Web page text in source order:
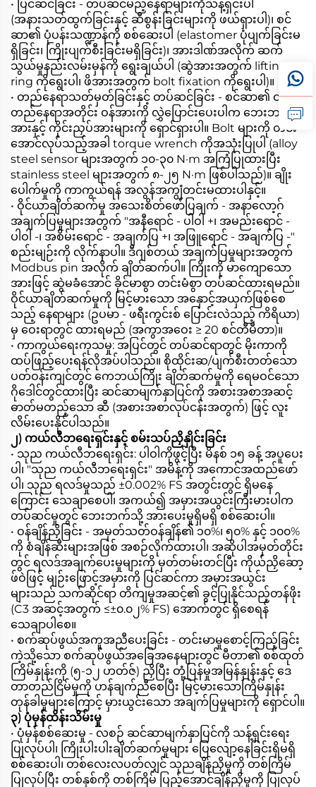
• ပြင်ဆင်ခြင်း - တပ်ဆင်မည့်နေရာများကိုသန့်ရှင်းပါ
(အနားသတ်ထွက်ခြင်းနှင့် ဆီစွန်းခြင်းများကို ဖယ်ရှားပါ)၊ စင်
ဆာ၏ ပုံပန်းသဏ္ဍာန်ကို စစ်ဆေးပါ (elastomer ပုံပျက်ခြင်းမ
ရှိခြင်း၊ ကြိုးပျက်စီးခြင်းမရှိခြင်း)၊ အားဒါဏ်အလိုက် ဆက်
သွယ်မှုနည်းလမ်းမှန်ကို ရွေးချယ်ပါ (ဆွဲအားအတွက် lifting
ring ကိုရွေးပါ၊ ဖိအားအတွက် bolt fixation ကိုရွေးပါ)။
• တည်နေရာသတ်မှတ်ခြင်းနှင့် တပ်ဆင်ခြင်း - စင်ဆာ၏ ဝင်ရိုး
တည်နေရာအတိုင်း ဝန်အားကို လွှဲပြောင်းပေးပါက ဘေးဘယ်ရာ
အားနှင့် ကိုင်းညှပ်အားများကို ရှောင်ရှားပါ။ Bolt များကို တင်း
အောင်လုပ်သည့်အခါ torque wrench ကိုအသုံးပြုပါ (alloy
steel sensor များအတွက် ၁၀-၃၀ N·m အကြံပြုထားပြီး
stainless steel များအတွက် ၈-၂၅ N·m ဖြစ်ပါသည်)။ ချိုး
ပေါက်မှုကို ကာကွယ်ရန် အလွန်အကျွံတင်းမထားပါနှင့်။
• ဝိုင်ယာချိတ်ဆက်မှု အသေးစိတ်ဖော်ပြချက် - အနာလော့ဂ်
အချက်ပြမှုများအတွက် "အနီရောင် - ပါဝါ +၊ အမည်းရောင် -
ပါဝါ -၊ အစိမ်းရောင် - အချက်ပြ +၊ အဖြူရောင် - အချက်ပြ -"
စည်းမျဉ်းကို လိုက်နာပါ။ ဒီဂျစ်တယ် အချက်ပြမှုများအတွက်
Modbus pin အလိုက် ချိတ်ဆက်ပါ။ ကြိုးကို မာကျောသော
အားဖြင့် ဆွဲမခံအောင် ခိုင်မာစွာ တင်းမံစွာ တပ်ဆင်ထားရမည်။
ဝိုင်ယာချိတ်ဆက်မှုကို မြင့်မားသော အနှောင့်အယှက်ဖြစ်စေ
သည့် နေရာများ (ဥပမာ - ဖရီးကွင်းစ် ပြောင်းလဲသည့် ကိရိယာ)
မှ ဝေးရာတွင် ထားရမည် (အကွာအဝေး ≥ 20 စင်တီမီတာ)။
• ကာကွယ်ရေးကုသမှု: အပြင်တွင် တပ်ဆင်ရာတွင် မိုးကာကို
ထပ်ဖြည့်ပေးရန်လိုအပ်ပါသည်။ စိုထိုင်းဆ/ပျက်စီးတတ်သော
ပတ်ဝန်းကျင်တွင် ကေဘယ်ကြိုး ချိတ်ဆက်မှုကို ရေမဝင်သော
ဂိုဒေါင်တွင်ထားပြီး ဆင်ဆာမျက်နှာပြင်ကို အစားအစာအဆင့်
ဓာတ်မတည့်သော ဆီ (အစားအစာလုပ်ငန်းအတွက်) ဖြင့် လူး
လိမ်းပေးနိုင်ပါသည်။
၂) ကယ်လီဘရေးရှင်းနှင့် စမ်းသပ်ညှိနှိုင်းခြင်း
• သုည ကယ်လီဘရေးရှင်း: ပါဝါကိုဖွင့်ပြီး မိနစ် ၁၅ ခန့် အပူပေး
ပါ၊ "သုည ကယ်လီဘရေးရှင်း" အမိန့်ကို အကောင်အထည်ဖော်
ပါ၊ သုည ရလဒ်မှုသည် ±0.002% FS အတွင်းတွင် ရှိမနေ
ကြောင်း သေချာစေပါ၊ အကယ်၍ အမှားအယွင်းကြီးမားပါက
တပ်ဆင်မှုတွင် ဘေးဘက်သို့ အားပေးမှုရှိမရှိ စစ်ဆေးပါ။
• ဝန်ချိန်ညှိခြင်း - အမှတ်သတ်ဝန်ချိန်၏ ၁၀%၊ ၅၀% နှင့် ၁၀၀%
ကို စံချိန်ဆီးများအဖြစ် အစဉ်လိုက်ထားပါ၊ အဆိုပါအမှတ်တိုင်း
တွင် ရလဒ်အချက်ပေးမှုများကို မှတ်တမ်းတင်ပြီး ကိုယ်ညှိဆော့
ဖ်ဝဲဖြင့် မျဉ်းဖြောင့်အမှားကို ပြင်ဆင်ကာ အမှားအယွင်း
များသည် သက်ဆိုင်ရာ တိကျမှုအဆင့်၏ ခွင့်ပြုနိုင်သည့်တန်ဖိုး
(C3 အဆင့်အတွက် ≤±၀.၀၂% FS) အောက်တွင် ရှိစေရန်
သေချာပါစေ။
• စက်ဆုပ်ဖွယ်အကူအညီပေးခြင်း - တင်းမာမှုစောင့်ကြည့်ခြင်း
ကဲ့သို့သော စက်ဆုပ်ဖွယ်အခြေအနေများတွင် မီတာ၏ စစ်ထုတ်
ကြိမ်နှုန်းကို (၅-၁၂ ဟတ်ဇ်) ညှိပြီး တုံ့ပြန်မှုအမြန်နှုန်းနှင့် ဒေ
တာတည်ငြိမ်မှုကို ဟန်ချက်ညီစေပြီး မြင့်မားသောကြိမ်နှုန်း
တုန်ခါမှုများကြောင့် မှားယွင်းသော အချက်ပြမှုများကို ရှောင်ပါ။
၃) ပုံမှန်ထိန်းသိမ်းမှု
• ပုံမှန်စစ်ဆေးမှု - လစဉ် ဆင်ဆာမျက်နှာပြင်ကို သန့်ရှင်းရေး
ပြုလုပ်ပါ၊ ကြိုးပါးပါးချိတ်ဆက်မှုများ ပြေလျော့နေခြင်းရှိမရှိ
စစ်ဆေးပါ၊ တစ်လေးလပတ်လျှင် သုညချိန်ညှိမှုကို တစ်ကြိမ်
ပြုလုပ်ပြီး တစ်နှစ်ကို တစ်ကြိမ် ပြည့်အောင်ချိန်ညှိမှုကို ပြုလုပ်